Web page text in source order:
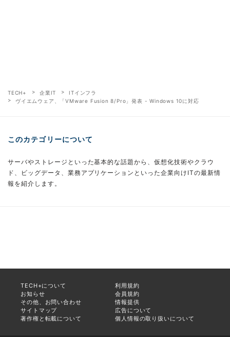
TECH+ 企業IT
ITインフラ
ヴイエムウェア、「VMware Fusion 8/Pro」発表 - Windows 10に対応
このカテゴリーについて
サーバやストレージといった基本的な話題から、仮想化技術やクラウ
ド、ビッグデータ、業務アプリケーションといった企業向けITの最新情
報を紹介します。
TECH+について
利用規約
お知らせ
会員規約
その他、お問い合わせ
情報提供
サイトマップ
広告について
著作権と転載について
個人情報の取り扱いについて